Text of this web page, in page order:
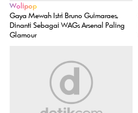
Wolipop
Gaya Mewah Istri Bruno Guimaraes,
Dinanti Sebagai WAGs Arsenal Paling
Glamour